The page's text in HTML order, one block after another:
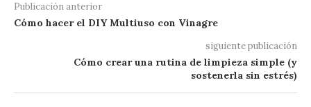
Publicación anterior
Cómo hacer el DIY Multiuso con Vinagre
siguiente publicación
Cómo crear una rutina de limpieza simple (y
sostenerla sin estrés)